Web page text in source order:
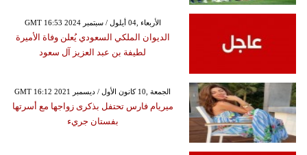
GMT 16:53 2024 الأربعاء ,04 أيلول / سبتمبر
الديوان الملكي السعودي يُعلن وفاة الأميرة
لطيفة بن عبد العزيز آل سعود
GMT 16:12 2021 الجمعة ,10 كانون الأول / ديسمبر
ميريام فارس تحتفل بذكرى زواجها مع أسرتها
بفستان جريء